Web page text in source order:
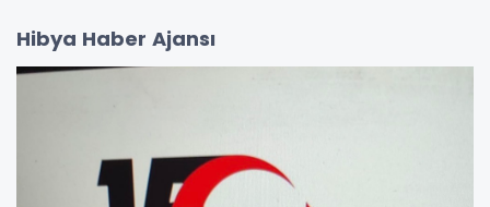
Hibya Haber Ajansı